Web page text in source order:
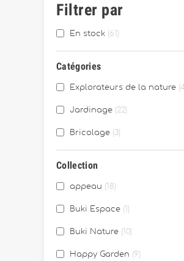
Parfaits pour le jardin, la
Filtrer par
En stock 61
Catégories
Explorateurs de la nature
Jardinage 22
Bricolage 3
Collection
appeau 18
Buki Espace
Buki Nature 10
Happy Garden 9